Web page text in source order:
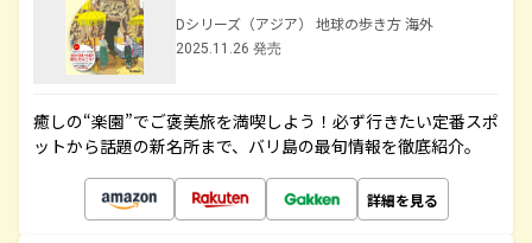
Dシリーズ（アジア） 地球の歩き方 海外
2025.11.26 発売
癒しの“楽園”でご褒美旅を満喫しよう！必ず行きたい定番スポ
ットから話題の新名所まで、バリ島の最旬情報を徹底紹介。
詳細を見る